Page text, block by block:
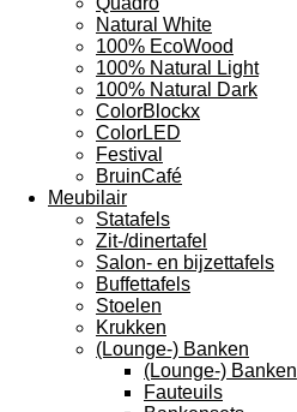
Natural White
100% EcoWood
100% Natural Light
100% Natural Dark
ColorBlockx
ColorLED
Festival
BruinCafé
Meubilair
Statafels
Zit-/dinertafel
Salon- en bijzettafels
Buffettafels
Stoelen
Krukken
(Lounge-) Banken
(Lounge-) Banken
Fauteuils